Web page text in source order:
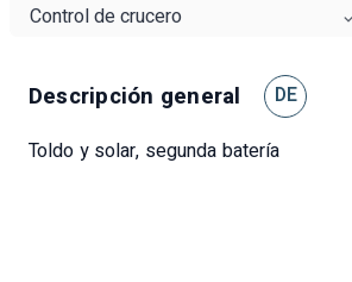
Control de crucero
Descripción general DE
Toldo y solar, segunda batería